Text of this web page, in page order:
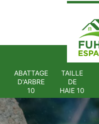
ABATTAGE
D'ARBRE
10
TAILLE
DE
HAIE 10